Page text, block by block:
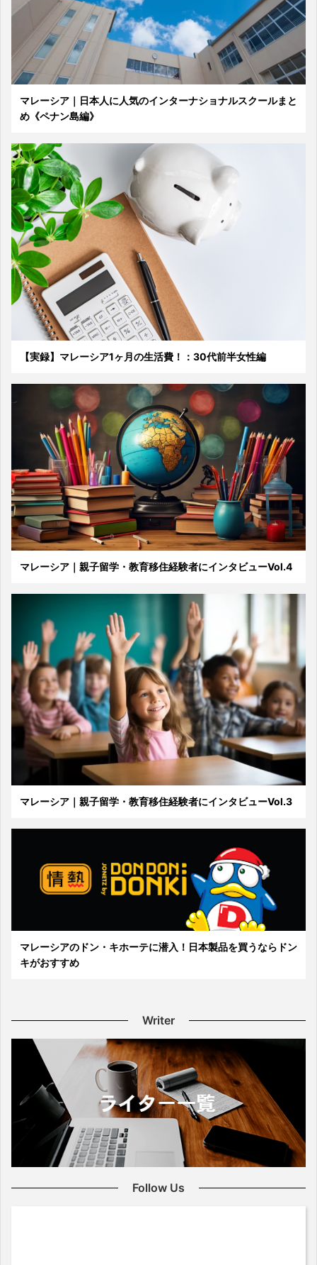
マレーシア｜日本人に人気のインターナショナルスクールまと
め《ペナン島編》
【実録】マレーシア1ヶ月の生活費！：30代前半女性編
マレーシア｜親子留学・教育移住経験者にインタビューVol.4
マレーシア｜親子留学・教育移住経験者にインタビューVol.3
マレーシアのドン・キホーテに潜入！日本製品を買うならドン
キがおすすめ
Writer
Follow Us